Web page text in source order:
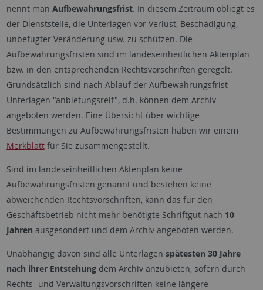
nennt man Aufbewahrungsfrist. In diesem Zeitraum obliegt es
der Dienststelle, die Unterlagen vor Verlust, Beschädigung,
unbefugter Veränderung usw. zu schützen. Die
Aufbewahrungsfristen sind im landeseinheitlichen Aktenplan
bzw. in den entsprechenden Rechtsvorschriften geregelt.
Grundsätzlich sind nach Ablauf der Aufbewahrungsfrist
Unterlagen "anbietungsreif", d.h. können dem Archiv
angeboten werden. Eine Übersicht über wichtige
Bestimmungen zu Aufbewahrungsfristen haben wir einem
Merkblattfür Sie zusammengestellt.
Sind im landeseinheitlichen Aktenplan keine
Aufbewahrungsfristen genannt und bestehen keine
abweichenden Rechtsvorschriften, kann das für den
Geschäftsbetrieb nicht mehr benötigte Schriftgut nach 10
Jahren ausgesondert und dem Archiv angeboten werden.
Unabhängig davon sind alle Unterlagen spätesten 30 Jahre
nach ihrer Entstehungdem Archiv anzubieten, sofern durch
Rechts- und Verwaltungsvorschriften keine längere